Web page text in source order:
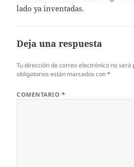
lado ya inventadas.
Deja una respuesta
Tu dirección de correo electrónico no será
obligatorios están marcados con*
COMENTARIO *